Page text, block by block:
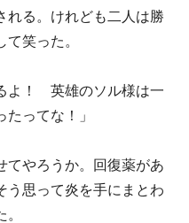
れる。けれども二人は勝
笑った。
よ！ 英雄のソル様は一
ってな！」
やろうか。回復薬があ
う思って炎を手にまとわ